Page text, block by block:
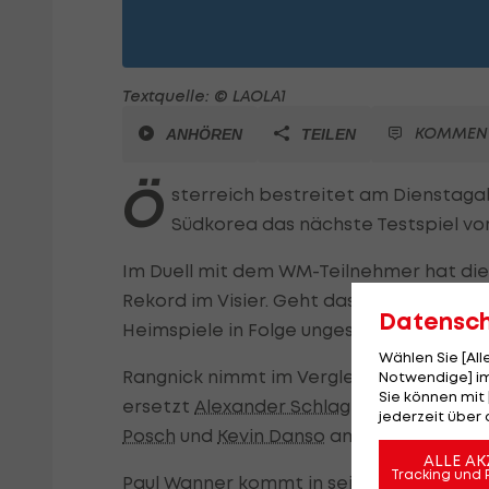
Textquelle: © LAOLA1
ANHÖREN TEILEN
Ö sterreich bestreitet am
Südkorea das nächste Testspiel
Im Duell mit dem WM-Teilnehmer hat
Rekord im Visier. Geht das ÖFB-Team
Heimspiele in Folge ungeschlagen und
Rangnick nimmt im Vergleich zum 5:1-
ersetzt Alexander Schlager im Tor,
Posch und Kevin Danso am Feld.
Paul Wanner kommt in seinem zweiten
Wählen Sie
Notwendige]
Sie können
jederzeit über
ALLE
Tracking und